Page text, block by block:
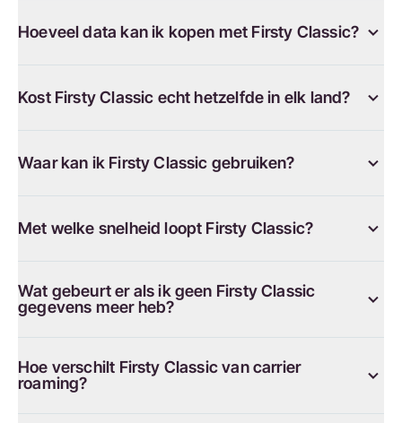
Hoeveel data kan ik kopen met Firsty Classic?
Kost Firsty Classic echt hetzelfde in elk land?
Waar kan ik Firsty Classic gebruiken?
Met welke snelheid loopt Firsty Classic?
Wat gebeurt er als ik geen Firsty Classic
gegevens meer heb?
Hoe verschilt Firsty Classic van carrier
roaming?